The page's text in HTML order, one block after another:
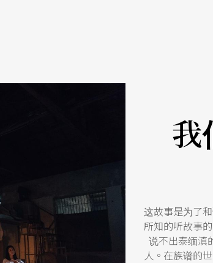
我
这故事是为了
所知的听故事
说不出泰缅滇
人。在族谱的